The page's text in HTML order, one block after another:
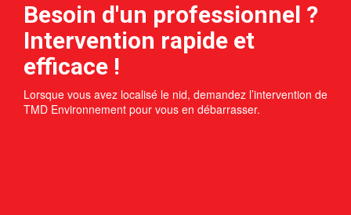
Besoin d'un professionnel ?
Intervention rapide et
efficace !
Lorsque vous avez localisé le nid, demandez l’intervention de
TMD Environnement pour vous en débarrasser.